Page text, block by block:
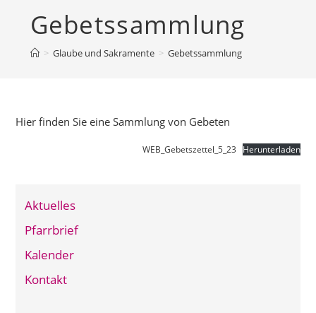
Gebetssammlung
> Glaube und Sakramente > Gebetssammlung
Hier finden Sie eine Sammlung von Gebeten
WEB_Gebetszettel_5_23 Herunterladen
Aktuelles
Pfarrbrief
Kalender
Kontakt